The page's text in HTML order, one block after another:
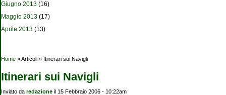
Giugno 2013 (16)
Maggio 2013 (17)
Aprile 2013 (13)
Tu sei qui
Home » Articoli » Itinerari sui Navigli
Itinerari sui Navigli
Inviato da redazione il 15 Febbraio 2006 - 10:22am